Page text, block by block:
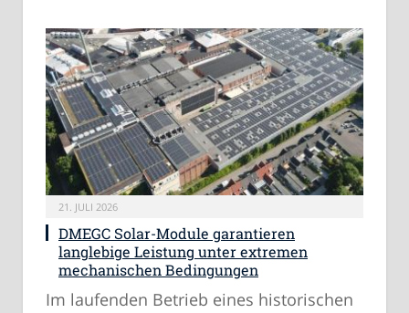
21. JULI 2026
DMEGC Solar-Module garantieren
langlebige Leistung unter extremen
mechanischen Bedingungen
Im laufenden Betrieb eines historischen